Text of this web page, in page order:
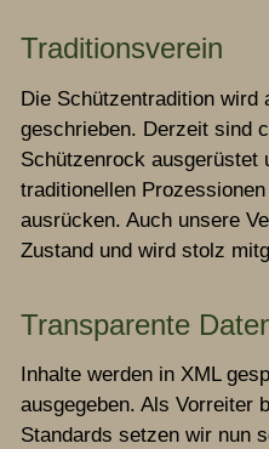
Traditionsverein
Die Schützentradition wird
geschrieben. Derzeit sind
Schützenrock ausgerüstet
traditionellen
ausrücken. Auch unsere
Zustand und wird stolz
Transparente
Inhalte werden in XML
ausgegeben. Als Vorreiter
Standards setzen wir nun